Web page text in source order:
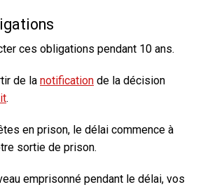
ces obligations pendant 10 ans.
de la notification de la décision
.
en prison, le délai commence à
sortie de prison.
emprisonné pendant le délai, vos